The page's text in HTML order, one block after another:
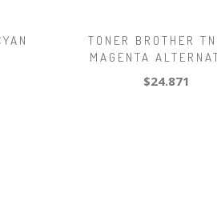
TONER BROTHER
MAGENTA
$24.871